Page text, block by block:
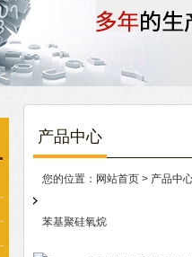
产品中心
您的位置： 网站首页 > 产品中
苯基聚硅氧烷